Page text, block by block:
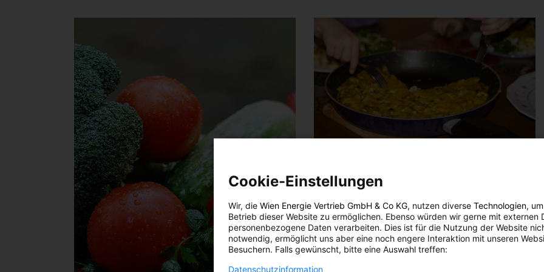
Teilen ist schön
10. JANUAR 2014 VONENERGIELEBEN REDAKTION
Dein Kühlschrank ist voll, aber du willst bald verreisen?
Kein Problem! Auf myfoodsharing.at, einer Plattform,
Cookie-Einstellungen
Wir, die Wien Energie Vertrieb GmbH & Co KG, nutzen diverse Technologien,
Betrieb dieser Website zu ermöglichen. Ebenso würden wir gerne mit externen
personenbezogene Daten verarbeiten. Dies ist für die Nutzung der Website
notwendig, ermöglicht uns aber eine noch engere Interaktion mit unseren
Besuchern. Falls gewünscht, bitte eine Auswahl treffen:
Datenschutzinformation